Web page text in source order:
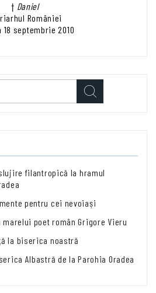
† Daniel
României
18 septembrie 2010
filantropică la hramul
pentru cei nevoiași
marelui poet român Grigore Vieru
la biserica noastră
Albastră de la Parohia Oradea